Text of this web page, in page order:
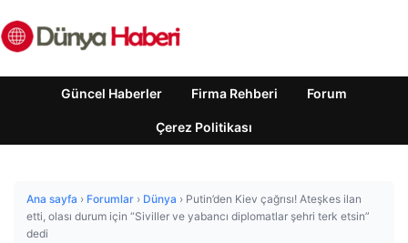
Güncel Haberler Firma Rehberi Forum
Çerez Politikası
Ana sayfa › Forumlar › Dünya › Putin’den Kiev çağrısı! Ateşkes ilan
etti, olası durum için “Siviller ve yabancı diplomatlar şehri terk etsin”
dedi